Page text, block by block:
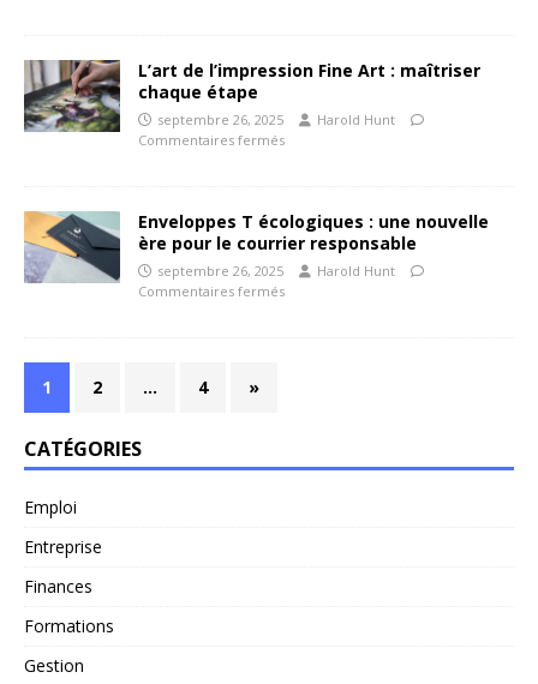
L’art de l’impression Fine Art : maîtriser
chaque étape
septembre 26, 2025
Harold Hunt
Commentaires fermés
Enveloppes T écologiques : une nouvelle
ère pour le courrier responsable
septembre 26, 2025
Harold Hunt
Commentaires fermés
1 2 … 4 »
CATÉGORIES
Emploi
Entreprise
Finances
Formations
Gestion